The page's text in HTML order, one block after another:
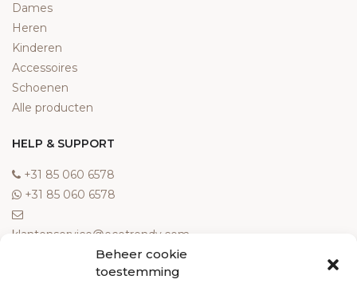
Beheer cookie
toestemming
Dames
Heren
Kinderen
Accessoires
Schoenen
Alle producten
HELP & SUPPORT
‎+31 85 060 6578
‎+31 85 060 6578
klantenservice@ecotrendy.com